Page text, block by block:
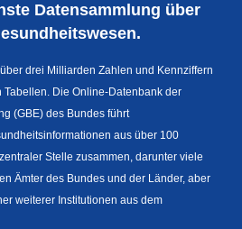
Datensammlung über
drei Milliarden Zahlen und Kennziffern
Die Online-Datenbank der
(GBE) des Bundes führt
aus über 100
Stelle zusammen, darunter viele
Ämter des Bundes und der Länder, aber
weiterer Institutionen aus dem